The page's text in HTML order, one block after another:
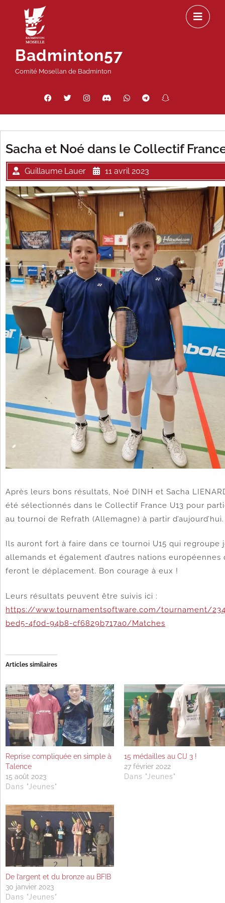
contenu
Badminton57
Comité Mosellan de Badminton
Facebook
Twitter InstagramDiscordWhatsAppTelegram
Sacha et Noé dans le Collectif
Guillaume Lauer 11 avril 2023
Après leurs bons résultats, Noé DINH et Sacha
été sélectionnés dans le Collectif France U13 pour
au tournoi de Refrath (Allemagne) à partir d’aujourd’hui.
Ils auront fort à faire dans ce tournoi U15 qui regroupe
allemands et également d’autres nations européennes
feront le déplacement. Bon courage à eux !
Leurs résultats peuvent être suivis ici :
https://www.tournamentsoftware.com/tournament/
bed5-4f0d-94b8-cf6829b717a0/Matches
Articles similaires
Reprise compliquée en simple à
Talence
15 août 2023
Dans "Jeunes"
15 médailles au CIJ 3 !
27 février 2022
Dans "Jeunes"
De l’argent et du bronze au BFIB
30 janvier 2023
Dans "Jeunes"